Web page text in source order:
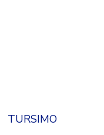
TURSIMO